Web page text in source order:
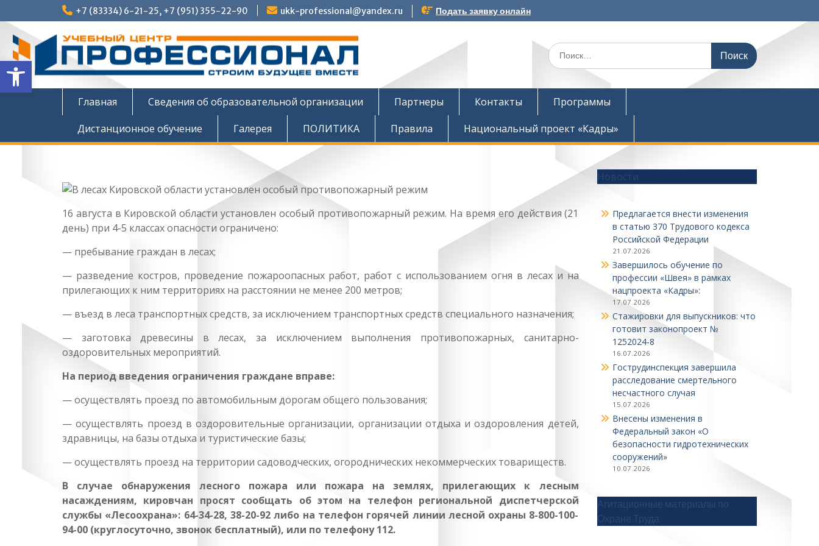
Открыть панель инструментов
к
содержимому
+7 (83334) 6-21-25, +7 (951) 355-22-90 ukk-professional@yandex.ru Подать заявку онлайн
Поиск
по:
Главная Сведения об образовательной организации Партнеры Контакты
Программы
Дистанционное обучение
Галерея ПОЛИТИКА Правила Национальный проект «Кадры»
16 августа в Кировской области установлен особый противопожарный режим. На время его действия (21
день) при 4-5 классах опасности ограничено:
— пребывание граждан в лесах;
— разведение костров, проведение пожароопасных работ, работ с использованием огня в лесах и на
прилегающих к ним территориях на расстоянии не менее 200 метров;
— въезд в леса транспортных средств, за исключением транспортных средств специального назначения;
— заготовка древесины в лесах, за исключением выполнения противопожарных, санитарно-
оздоровительных мероприятий.
На период введения ограничения граждане вправе:
— осуществлять проезд по автомобильным дорогам общего пользования;
— осуществлять проезд в оздоровительные организации, организации отдыха и оздоровления детей,
здравницы, на базы отдыха и туристические базы;
— осуществлять проезд на территории садоводческих, огороднических некоммерческих товариществ.
В случае обнаружения лесного пожара или пожара на землях, прилегающих к лесным
насаждениям, кировчан просят сообщать об этом на телефон региональной диспетчерской
службы «Лесоохрана»: 64-34-28, 38-20-92 либо на телефон горячей линии лесной охраны 8-800-100-
94-00 (круглосуточно, звонок бесплатный), или по телефону 112.
Новости
Предлагается внести изменения
в статью 370 Трудового кодекса
Российской Федерации
21.07.2026
Завершилось обучение по
профессии «Швея» в рамках
нацпроекта «Кадры»:
17.07.2026
Стажировки для выпускников: что
готовит законопроект №
1252024‑8
16.07.2026
Гострудинспекция завершила
расследование смертельного
несчастного случая
15.07.2026
Внесены изменения в
Федеральный закон «О
безопасности гидротехнических
сооружений»
10.07.2026
Агитационные материалы по
Охране Труда